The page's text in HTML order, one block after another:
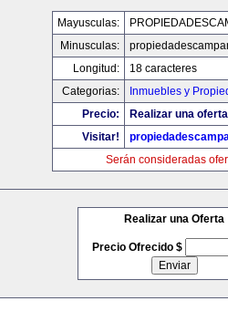
Mayusculas:
Minusculas:
Longitud:
18 caracteres
Categorias:
Inmuebles y
Precio:
Realizar una
Visitar!
Serán consideradas
Realizar una Oferta
Precio Ofrecido $